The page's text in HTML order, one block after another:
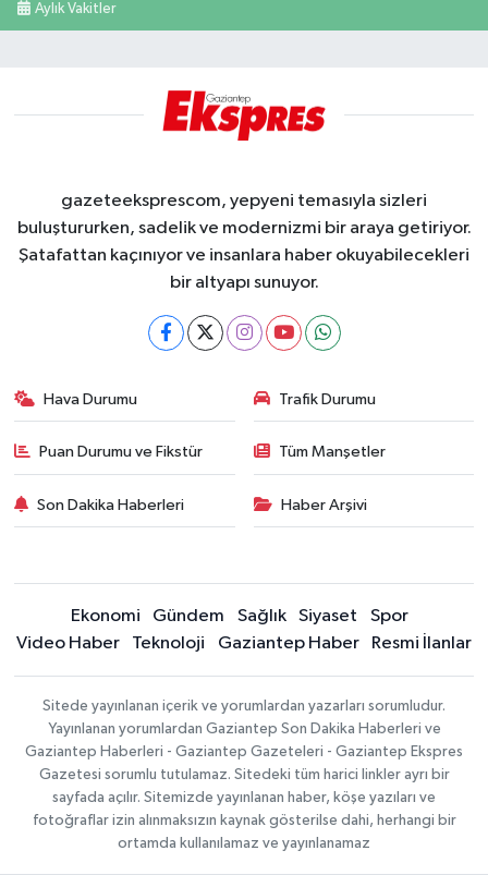
Aylık Vakitler
gazeteeksprescom, yepyeni temasıyla sizleri
buluştururken, sadelik ve modernizmi bir araya getiriyor.
Şatafattan kaçınıyor ve insanlara haber okuyabilecekleri
bir altyapı sunuyor.
Hava Durumu Trafik Durumu
Puan Durumu ve Fikstür Tüm Manşetler
Son Dakika Haberleri Haber Arşivi
Ekonomi Gündem Sağlık Siyaset
Spor
Video Haber
Teknoloji Gaziantep Haber Resmi İlanlar
Sitede yayınlanan içerik ve yorumlardan yazarları sorumludur.
Yayınlanan yorumlardan Gaziantep Son Dakika Haberleri ve
Gaziantep Haberleri - Gaziantep Gazeteleri - Gaziantep Ekspres
Gazetesi sorumlu tutulamaz. Sitedeki tüm harici linkler ayrı bir
sayfada açılır. Sitemizde yayınlanan haber, köşe yazıları ve
fotoğraflar izin alınmaksızın kaynak gösterilse dahi, herhangi bir
ortamda kullanılamaz ve yayınlanamaz